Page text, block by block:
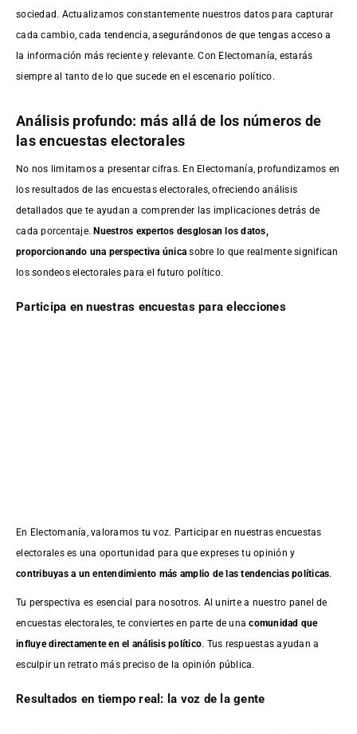
sociedad. Actualizamos constantemente nuestros datos para capturar
cada cambio, cada tendencia, asegurándonos de que tengas acceso a
la información más reciente y relevante. Con Electomanía, estarás
siempre al tanto de lo que sucede en el escenario político.
Análisis profundo: más allá de los números de
las encuestas electorales
No nos limitamos a presentar cifras. En Electomanía, profundizamos en
los resultados de las encuestas electorales, ofreciendo análisis
detallados que te ayudan a comprender las implicaciones detrás de
cada porcentaje.Nuestros expertos desglosan los datos,
proporcionando una perspectiva única sobre lo que realmente significan
los sondeos electorales para el futuro político.
Participa en nuestras encuestas para elecciones
En Electomanía, valoramos tu voz. Participar en nuestras encuestas
electorales es una oportunidad para que expreses tu opinión y
contribuyas a un entendimiento más amplio de las tendencias políticas.
Tu perspectiva es esencial para nosotros. Al unirte a nuestro panel de
encuestas electorales, te conviertes en parte de unacomunidad que
influye directamente en el análisis político. Tus respuestas ayudan a
esculpir un retrato más preciso de la opinión pública.
Resultados en tiempo real: la voz de la gente